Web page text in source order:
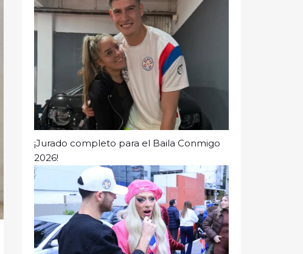
¡Jurado completo para el Baila Conmigo
2026!